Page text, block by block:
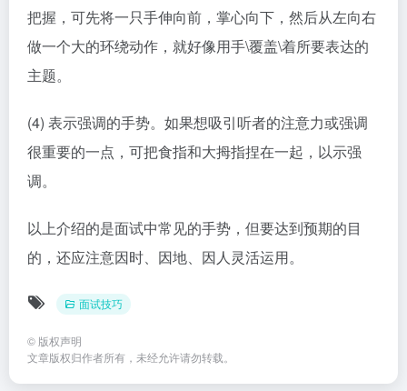
把握，可先将一只手伸向前，掌心向下，然后从左向右
做一个大的环绕动作，就好像用手\覆盖\着所要表达的
主题。
(4) 表示强调的手势。如果想吸引听者的注意力或强调
很重要的一点，可把食指和大拇指捏在一起，以示强
调。
以上介绍的是面试中常见的手势，但要达到预期的目
的，还应注意因时、因地、因人灵活运用。
面试技巧
© 版权声明
文章版权归作者所有，未经允许请勿转载。